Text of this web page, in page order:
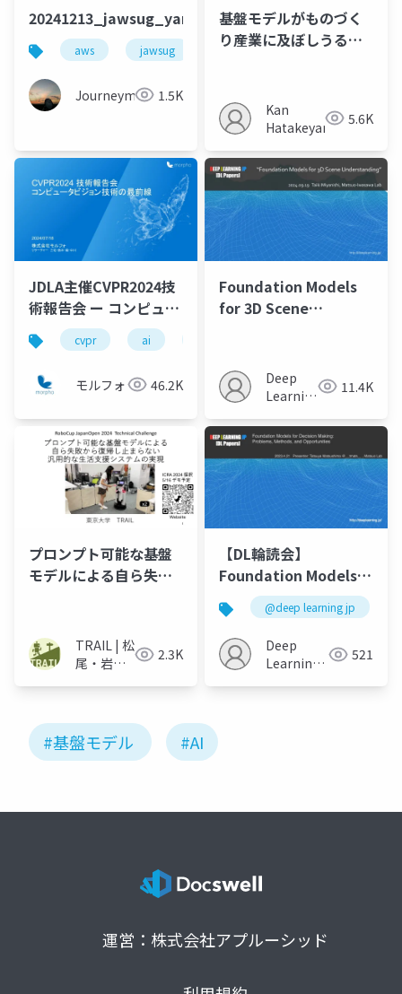
20241213_jawsug_yamanashi_lt_beajouneyman
aws jawsug amazon bedrock
Journeyman 1.5K
基盤モデルがものづく
り産業に及ぼしうる影
Kan
Hatakeyama 5.6K
JDLA主催CVPR2024技
術報告会 ー コンピュー
タビジョン技術の最前
線 ー
cvpr ai
モルフォ 46.2K
Foundation Models
for 3D Scene
Deep
Learning
11.4K
プロンプト可能な基盤
モデルによる自ら失敗
テムの実現 (RCJ2024)
TRAIL | 松
尾・岩澤
2.3K
【DL輪読会】
Foundation Models
for Decision Making:
Problems, Methods,
and Opportunities
@deep learning jp
Deep
Learning
521
#基盤モデル #AI
運営：株式会社アプルーシッド